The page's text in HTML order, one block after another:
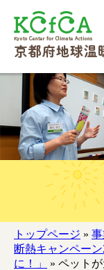
トップページ »
断熱キャンペー
に！」
» ペット